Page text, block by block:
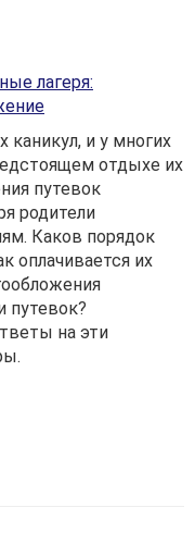
лагеря:
и у многих
отдыхе их
путевок
родители
Каков порядок
оплачивается их
путевок?
на эти